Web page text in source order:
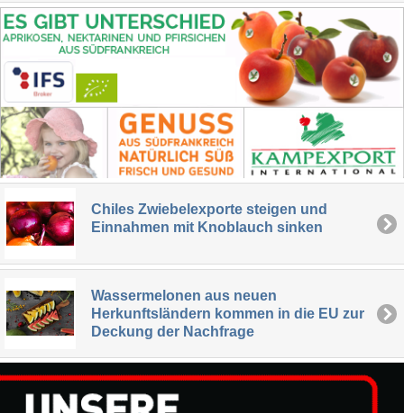
Chiles Zwiebelexporte steigen und
Einnahmen mit Knoblauch sinken
Wassermelonen aus neuen
Herkunftsländern kommen in die EU zur
Deckung der Nachfrage